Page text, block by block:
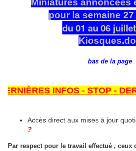
Miniatures annoncées
pour la semaine 27
du 01 au 06
bas de la page
INFOS - STOP -
Accès direct aux mises à jour
?
Par respect pour le travail effectué ,